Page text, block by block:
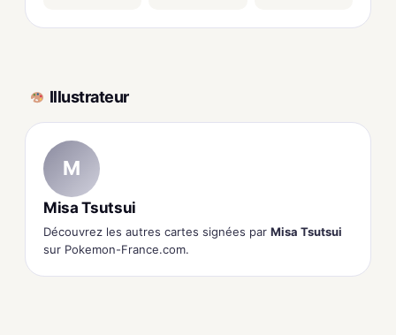
Illustrateur
M
Misa Tsutsui
Découvrez les autres cartes signées par Misa Tsutsui
sur Pokemon-France.com.